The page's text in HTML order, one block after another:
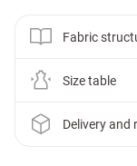
Fabric
Size table
Delivery and